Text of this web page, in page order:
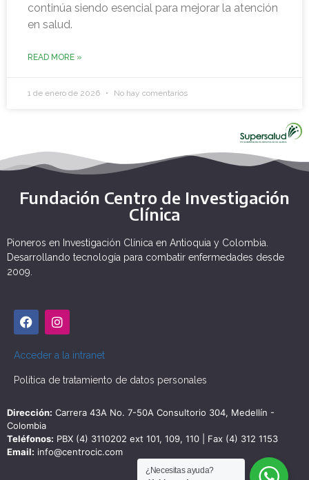
continúa siendo esencial para mejorar la atención
en salud.
READ MORE »
1 de enero de 2026 No hay comentarios
Fundación Centro de Investigación
Clínica
Pioneros en Investigación Clínica en Antioquia y Colombia.
Desarrollando tecnología para combatir enfermedades desde
2009.
Acceder a la intranet
Política de tratamiento de datos personales
Dirección: Carrera 43A No. 7-50A Consultorio 304, Medellín -
Colombia
Teléfonos: PBX (4) 3110202 ext 101, 109, 110 | Fax (4) 312 1153
Email: info@centrocic.com
¿Necesitas ayuda?